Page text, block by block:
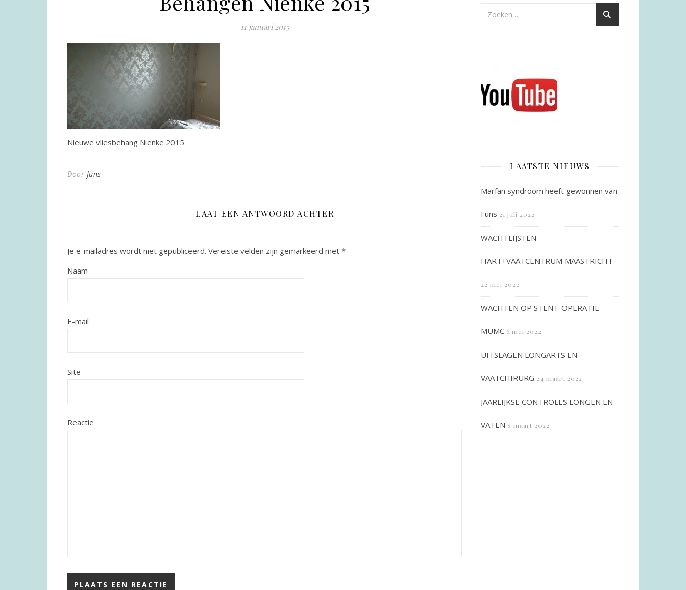
11 januari 2015
Nieuwe vliesbehang Nienke 2015
Door funs
LAAT EEN ANTWOORD ACHTER
Je e-mailadres wordt niet gepubliceerd. Vereiste velden zijn gemarkeerd met *
Naam
E-mail
Site
Reactie
LAATSTE NIEUWS
Marfan syndroom heeft gewonnen van
Funs 21 juli 2022
WACHTLIJSTEN
HART+VAATCENTRUM MAASTRICHT
22 mei 2022
WACHTEN OP STENT-OPERATIE
MUMC 6 mei 2022
UITSLAGEN LONGARTS EN
VAATCHIRURG 24 maart 2022
JAARLIJKSE CONTROLES LONGEN EN
VATEN 8 maart 2022